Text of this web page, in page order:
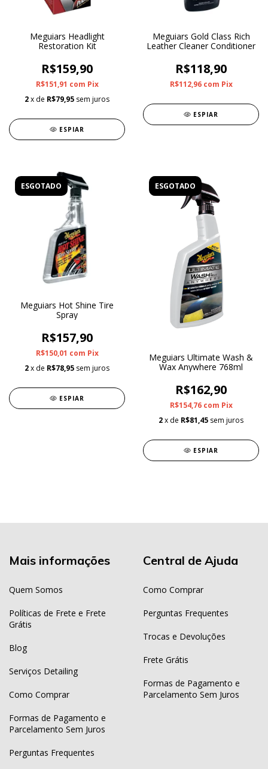
Meguiars Headlight
Restoration Kit
R$159,90
R$151,91 com Pix
2x de R$79,95 sem juros
ESPIAR
Meguiars Gold Class Rich
Leather Cleaner Conditioner
R$118,90
R$112,96 com Pix
ESPIAR
ESGOTADO
Meguiars Hot Shine Tire
Spray
R$157,90
R$150,01 com Pix
2x de R$78,95 sem juros
ESPIAR
ESGOTADO
Meguiars Ultimate Wash &
Wax Anywhere 768ml
R$162,90
R$154,76 com Pix
2x de R$81,45 sem juros
ESPIAR
Mais informações
Quem Somos
Políticas de Frete e Frete
Grátis
Blog
Serviços Detailing
Como Comprar
Formas de Pagamento e
Parcelamento Sem Juros
Perguntas Frequentes
Central de Ajuda
Como Comprar
Perguntas Frequentes
Trocas e Devoluções
Frete Grátis
Formas de Pagamento e
Parcelamento Sem Juros